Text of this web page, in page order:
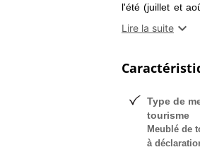
l'été (juillet et
Pyrénées et la
nombre ni de
Lire la suite 
Type de
tourisme
Meublé de
à